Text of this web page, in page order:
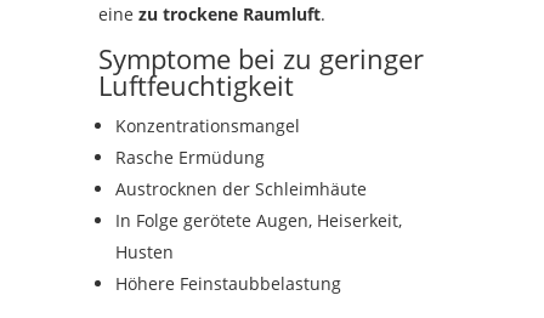
eine zu trockene Raumluft.
Symptome bei zu geringer
Luftfeuchtigkeit
Konzentrationsmangel
Rasche Ermüdung
Austrocknen der Schleimhäute
In Folge gerötete Augen, Heiserkeit,
Husten
Höhere Feinstaubbelastung